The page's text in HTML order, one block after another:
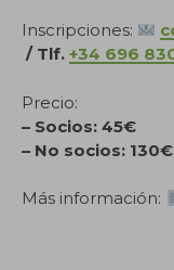
Inscripciones:
/Tlf. +34 696
Precio:
– Socios: 45€
– No socios: 130€
Más información: